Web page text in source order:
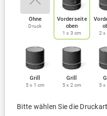
Ohne
Druck
Vorderseite
oben
1 x 3 cm 2 x
Grill
5 x 1 cm
Grill
5 x 2 cm 5 x
Bitte wählen Sie die Druckart